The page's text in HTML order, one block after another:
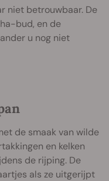
niet betrouwbaar. De
bud, en de
u nog niet
de smaak van wilde
en kelken
de rijping. De
als ze uitgerijpt